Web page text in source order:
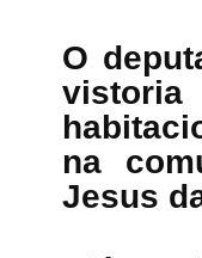
O
na
Jesus